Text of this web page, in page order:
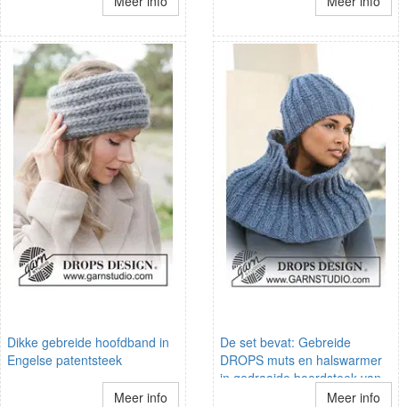
Dikke gebreide hoofdband in
Engelse patentsteek
Meer info
De set bevat: Gebreide
DROPS muts en halswarmer
in gedraaide boordsteek van
Meer info